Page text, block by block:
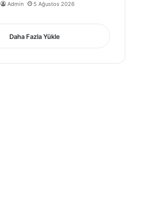
Admin 5 Ağustos 2026
Daha Fazla Yükle